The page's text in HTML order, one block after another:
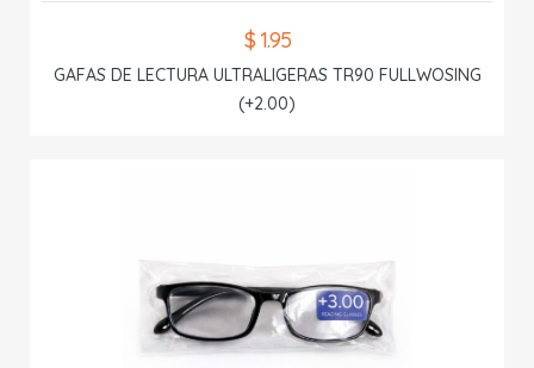
$ 1.95
GAFAS DE LECTURA ULTRALIGERAS TR90 FULLWOSING
(+2.00)